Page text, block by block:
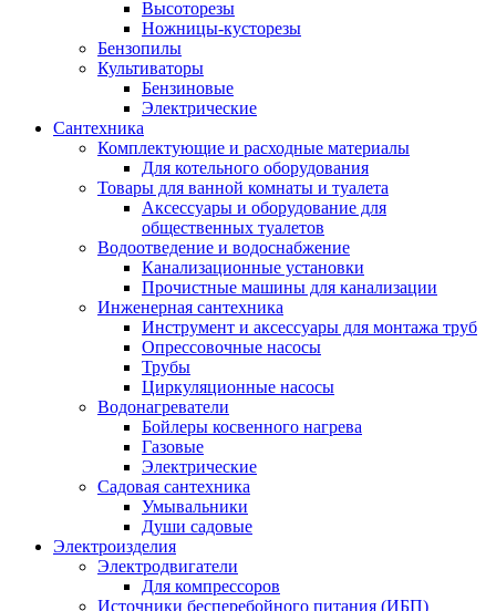
Высоторезы
Ножницы-кусторезы
Бензопилы
Культиваторы
Бензиновые
Электрические
Сантехника
Комплектующие и расходные материалы
Для котельного оборудования
Товары для ванной комнаты и туалета
Аксессуары и оборудование для
общественных туалетов
Водоотведение и водоснабжение
Канализационные установки
Прочистные машины для канализации
Инженерная сантехника
Инструмент и аксессуары для монтажа труб
Опрессовочные насосы
Трубы
Циркуляционные насосы
Водонагреватели
Бойлеры косвенного нагрева
Газовые
Электрические
Садовая сантехника
Умывальники
Души садовые
Электроизделия
Электродвигатели
Для компрессоров
Источники бесперебойного питания (ИБП)